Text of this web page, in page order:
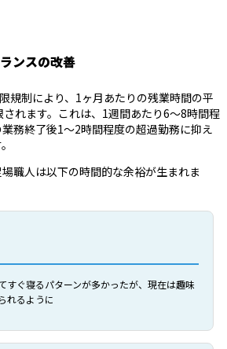
ンスの改善
規制により、1ヶ月あたりの残業時間の平
れます。これは、1週間あたり6～8時間程
務終了後1～2時間程度の超過勤務に抑え
職人は以下の時間的な余裕が生まれま
すぐ寝るパターンが多かったが、現在は趣味
れるように